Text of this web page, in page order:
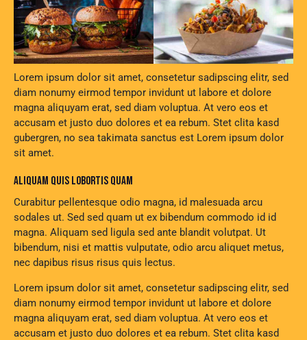
Lorem ipsum dolor sit amet, consetetur sadipscing elitr, sed
diam nonumy eirmod tempor invidunt ut labore et dolore
magna aliquyam erat, sed diam voluptua. At vero eos et
accusam et justo duo dolores et ea rebum. Stet clita kasd
gubergren, no sea takimata sanctus est Lorem ipsum dolor
sit amet.
ALIQUAM QUIS LOBORTIS QUAM
Curabitur pellentesque odio magna, id malesuada arcu
sodales ut. Sed sed quam ut ex bibendum commodo id id
magna. Aliquam sed ligula sed ante blandit volutpat. Ut
bibendum, nisi et mattis vulputate, odio arcu aliquet metus,
nec dapibus risus risus quis lectus.
Lorem ipsum dolor sit amet, consetetur sadipscing elitr, sed
diam nonumy eirmod tempor invidunt ut labore et dolore
magna aliquyam erat, sed diam voluptua. At vero eos et
accusam et justo duo dolores et ea rebum. Stet clita kasd